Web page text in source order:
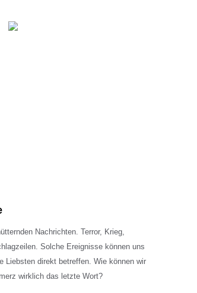
Nachrichten. Terror, Krieg,
Solche Ereignisse können uns
Liebsten direkt betreffen. Wie können wir
wirklich das letzte Wort?